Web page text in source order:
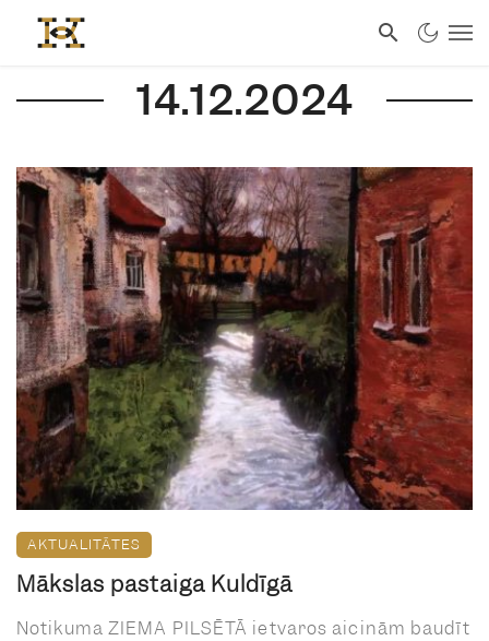
14.12.2024
AKTUALITĀTES
Mākslas pastaiga Kuldīgā
Notikuma ZIEMA PILSĒTĀ ietvaros aicinām baudīt